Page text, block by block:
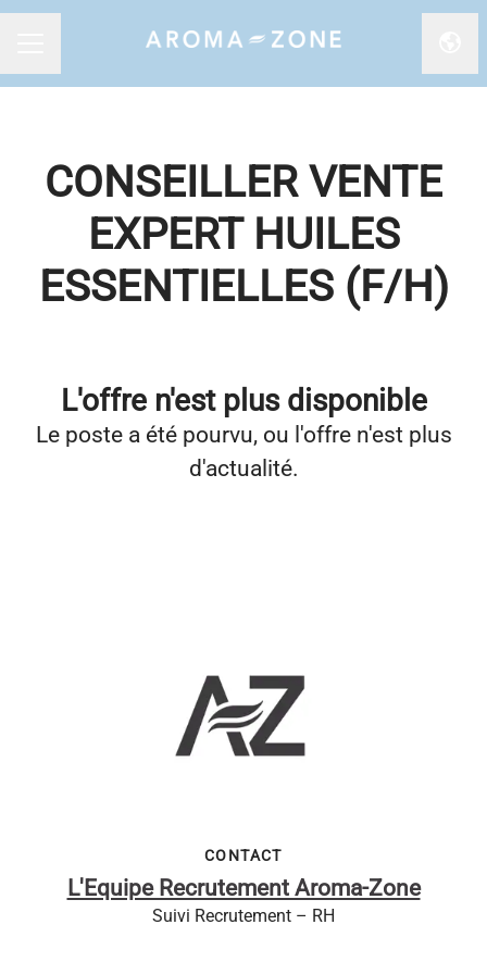
CONSEILLER VENTE
EXPERT HUILES
ESSENTIELLES (F/H)
L'offre n'est plus disponible
Le poste a été pourvu, ou l'offre n'est plus
d'actualité.
CONTACT
L'Equipe Recrutement Aroma-Zone
Suivi Recrutement – RH